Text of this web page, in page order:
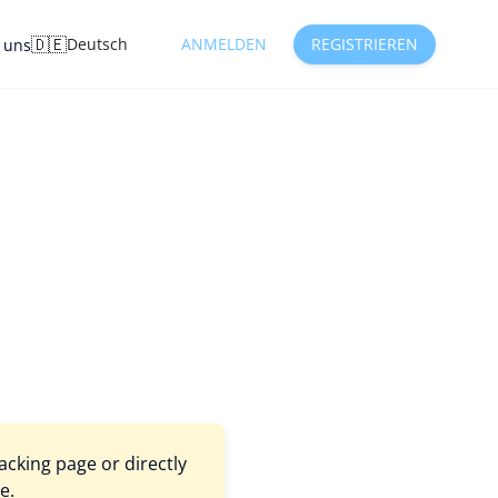
🇩🇪Deutsch ANMELDEN REGISTRIEREN
page or directly